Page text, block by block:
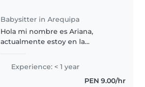
Babysitter in Arequipa
Hola mi nombre es Ariana,
actualmente estoy en la
de psicología. Soy una persona
apasionada por el cuidado de los
niños, estoy llena de energía y..
Experience: < 1 year
PEN 9.00/hr